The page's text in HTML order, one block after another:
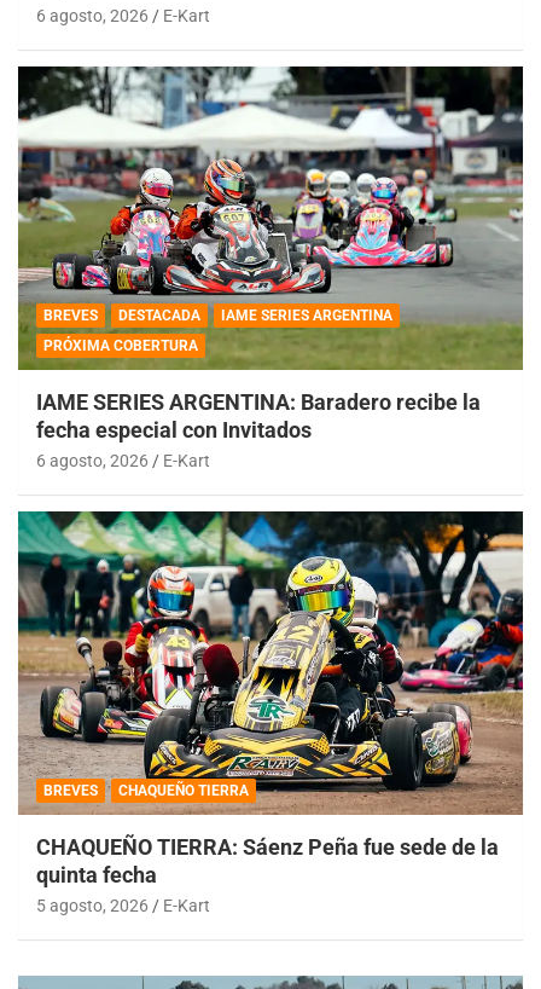
6 agosto, 2026 E-Kart
BREVES DESTACADA
IAME SERIES ARGENTINA
PRÓXIMA COBERTURA
IAME SERIES ARGENTINA: Baradero recibe la
fecha especial con Invitados
6 agosto, 2026 E-Kart
BREVES CHAQUEÑO TIERRA
CHAQUEÑO TIERRA: Sáenz Peña fue sede de la
quinta fecha
5 agosto, 2026 E-Kart